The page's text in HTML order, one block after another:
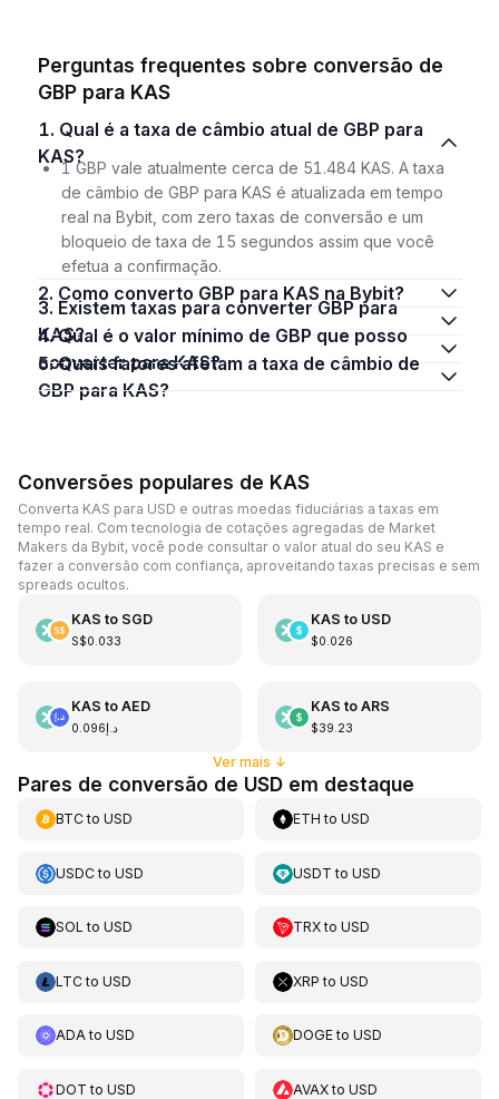
Perguntas frequentes sobre conversão de
GBP para KAS
1. Qual é a taxa de câmbio atual de GBP para
KAS?
1 GBP vale atualmente cerca de 51.484 KAS. A taxa
de câmbio de GBP para KAS é atualizada em tempo
real na Bybit, com zero taxas de conversão e um
bloqueio de taxa de 15 segundos assim que você
efetua a confirmação.
2. Como converto GBP para KAS na Bybit?
3. Existem taxas para converter GBP para
KAS?
4. Qual é o valor mínimo de GBP que posso
converter para KAS?
5. Quais fatores afetam a taxa de câmbio de
GBP para KAS?
Conversões populares de KAS
Converta KAS para USD e outras moedas fiduciárias a taxas em
tempo real. Com tecnologia de cotações agregadas de Market
Makers da Bybit, você pode consultar o valor atual do seu KAS e
fazer a conversão com confiança, aproveitando taxas precisas e sem
spreads ocultos.
KAS to SGD
S$0.033
KAS to USD
$0.026
KAS to AED
د.إ0.096
KAS to ARS
$39.23
Ver mais ↓
Pares de conversão de USD em destaque
BTCto USD ETH toUSD
USDCto USD USDT toUSD
SOL to USD TRXtoUSD
LTCto USD XRP toUSD
ADAto USD DOGEtoUSD
DOT to USD AVAXtoUSD